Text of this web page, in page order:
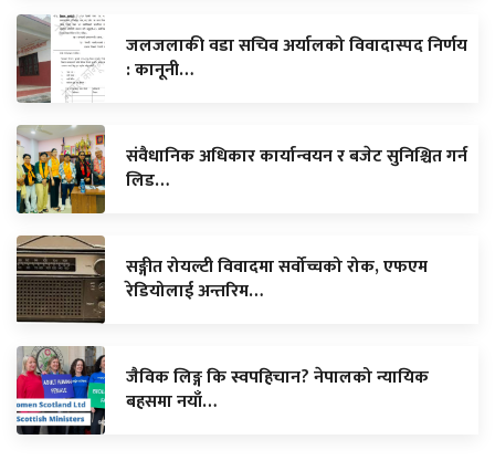
जलजलाकी वडा सचिव अर्यालको विवादास्पद निर्णय
: कानूनी…
संवैधानिक अधिकार कार्यान्वयन र बजेट सुनिश्चित गर्न
लिड…
सङ्गीत रोयल्टी विवादमा सर्वोच्चको रोक, एफएम
रेडियोलाई अन्तरिम…
जैविक लिङ्ग कि स्वपहिचान? नेपालको न्यायिक
बहसमा नयाँ…